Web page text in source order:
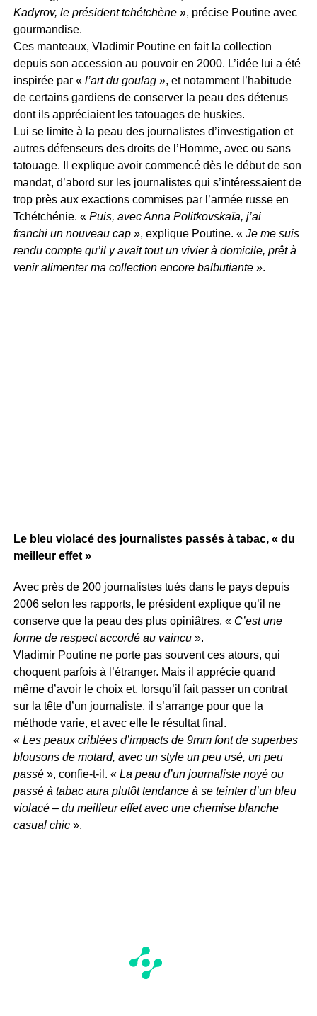
Kadyrov, le président tchétchène», précise Poutine avec
gourmandise.
Ces manteaux, Vladimir Poutine en fait la collection
depuis son accession au pouvoir en 2000. L’idée lui a été
inspirée par « l’art du goulag», et notamment l’habitude
de certains gardiens de conserver la peau des détenus
dont ils appréciaient les tatouages de huskies.
Lui se limite à la peau des journalistes d’investigation et
autres défenseurs des droits de l’Homme, avec ou sans
tatouage. Il explique avoir commencé dès le début de son
mandat, d’abord sur les journalistes qui s’intéressaient de
trop près aux exactions commises par l’armée russe en
Tchétchénie. « Puis, avec Anna Politkovskaïa, j’ai
franchi un nouveau cap», explique Poutine. « Je me suis
rendu compte qu’il y avait tout un vivier à domicile, prêt à
venir alimenter ma collection encore balbutiante».
Le bleu violacé des journalistes passés à tabac, « du
meilleur effet »
Avec près de 200 journalistes tués dans le pays depuis
2006 selon les rapports, le président explique qu’il ne
conserve que la peau des plus opiniâtres. « C’est une
forme de respect accordé au vaincu».
Vladimir Poutine ne porte pas souvent ces atours, qui
choquent parfois à l’étranger. Mais il apprécie quand
même d’avoir le choix et, lorsqu’il fait passer un contrat
sur la tête d’un journaliste, il s’arrange pour que la
méthode varie, et avec elle le résultat final.
« Les peaux criblées d’impacts de 9mm font de superbes
blousons de motard, avec un style un peu usé, un peu
passé», confie-t-il. « La peau d’un journaliste noyé ou
passé à tabac aura plutôt tendance à se teinter d’un bleu
violacé – du meilleur effet avec une chemise blanche
casual chic».